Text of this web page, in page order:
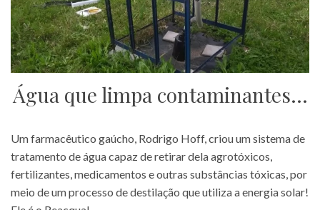
Água que limpa contaminantes…
Um farmacêutico gaúcho, Rodrigo Hoff, criou um sistema de
tratamento de água capaz de retirar dela agrotóxicos,
fertilizantes, medicamentos e outras substâncias tóxicas, por
meio de um processo de destilação que utiliza a energia solar!